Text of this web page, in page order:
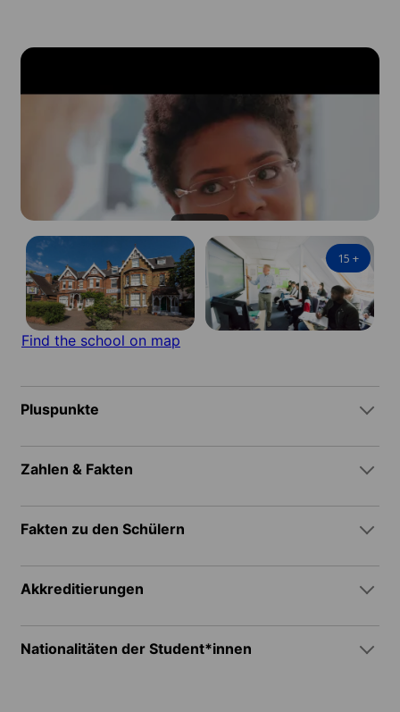
15 +
Find the school on map
Pluspunkte
Zahlen & Fakten
Fakten zu den Schülern
Akkreditierungen
Nationalitäten der Student*innen